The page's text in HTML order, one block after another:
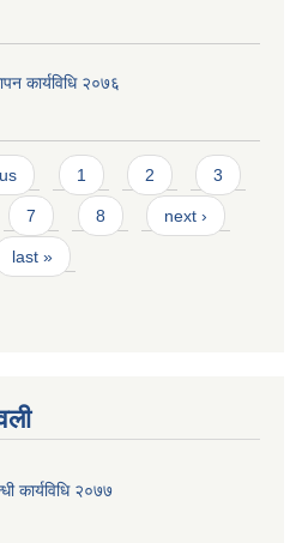
कार्यविधि २०७६
1 2 3
7 8 next ›
last »
कार्यविधि २०७७